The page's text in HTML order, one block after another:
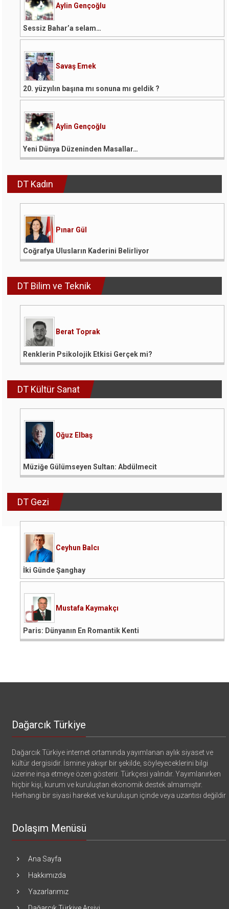
Aylin Gençoğlu
Sessiz Bahar’a selam…
Savaş Emek
20. yüzyılın başına mı sonuna mı geldik ?
Aylin Gençoğlu
Yeni Dünya Düzeninden Masallar…
DT Kadın
Pınar Gül
Coğrafya Ulusların Kaderini Belirliyor
DT Bilim ve Teknik
Berat Toprak
Renklerin Psikolojik Etkisi Gerçek mi?
DT Kültür Sanat
Oğuz Elbaş
Müziğe Gülümseyen Sultan: Abdülmecit
DT Gezi
Ceyhun Balcı
İki Günde Şanghay
Mustafa Kaymakçı
Paris: Dünyanın En Romantik Kenti
Dağarcık Türkiye
Dağarcık Türkiye internet ortamında yayımlanan aylık siyaset ve
kültür dergisidir. İsmine yakışır bir şekilde, söyleyeceklerini bilgi
üzerine inşa etmeye özen gösterir. Türkçesi yalındır. Yayımlanırken
hiçbir kişi, kurum ve kuruluştan ekonomik destek almamıştır.
Herhangi bir siyasi hareket ve kuruluşun içinde veya uzantısı değildir
Dolaşım Menüsü
Ana Sayfa
Hakkımızda
Yazarlarımız